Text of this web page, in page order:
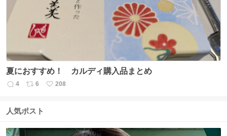
夏におすすめ！ カルディ購入品まとめ
返
数
4
リ
ス
数
6
い
208
人気ポスト